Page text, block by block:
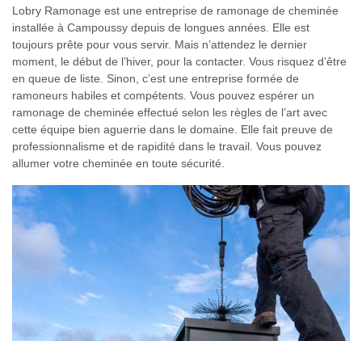
Lobry Ramonage est une entreprise de ramonage de cheminée
installée à Campoussy depuis de longues années. Elle est
toujours prête pour vous servir. Mais n’attendez le dernier
moment, le début de l’hiver, pour la contacter. Vous risquez d’être
en queue de liste. Sinon, c’est une entreprise formée de
ramoneurs habiles et compétents. Vous pouvez espérer un
ramonage de cheminée effectué selon les règles de l’art avec
cette équipe bien aguerrie dans le domaine. Elle fait preuve de
professionnalisme et de rapidité dans le travail. Vous pouvez
allumer votre cheminée en toute sécurité.